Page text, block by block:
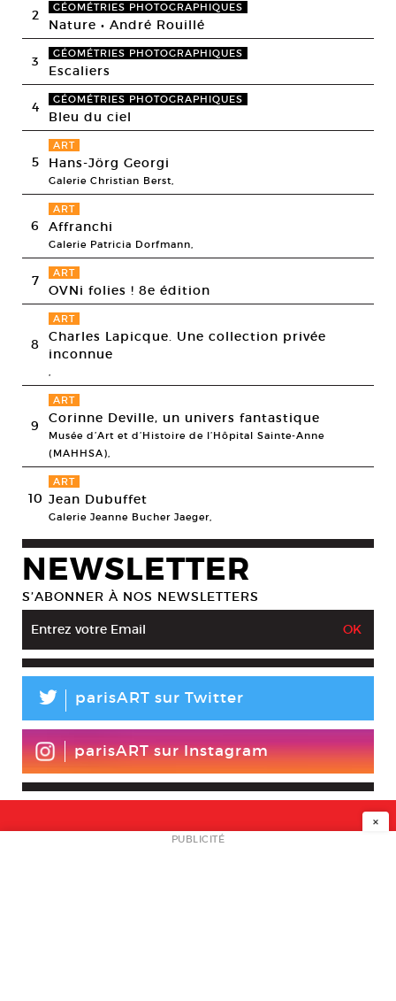
2 GÉOMÉTRIES PHOTOGRAPHIQUES
Nature • André Rouillé
3 GÉOMÉTRIES PHOTOGRAPHIQUES
Escaliers
4 GÉOMÉTRIES PHOTOGRAPHIQUES
Bleu du ciel
5
ART
Hans-Jörg Georgi
Galerie Christian Berst,
6
ART
Affranchi
Galerie Patricia Dorfmann,
7 ART
OVNi folies ! 8e édition
8
ART
Charles Lapicque. Une collection privée
inconnue
,
9
ART
Corinne Deville, un univers fantastique
Musée d’Art et d’Histoire de l’Hôpital Sainte-Anne
(MAHHSA),
10
ART
Jean Dubuffet
Galerie Jeanne Bucher Jaeger,
NEWSLETTER
S’ABONNER À NOS NEWSLETTERS
L parisART sur Twitter
parisART sur Instagram
NEWSLETTER
×
PUBLICITÉ